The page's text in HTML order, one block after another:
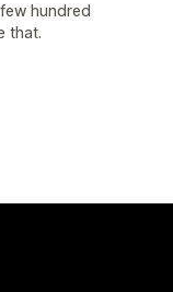
hundred
that.